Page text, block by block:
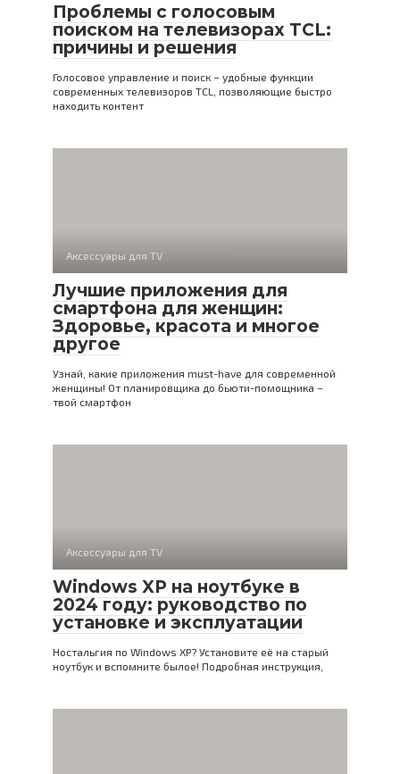
Проблемы с голосовым
поиском на телевизорах TCL:
причины и решения
Голосовое управление и поиск – удобные функции
современных телевизоров TCL, позволяющие быстро
находить контент
Аксессуары для TV
Лучшие приложения для
смартфона для женщин:
Здоровье, красота и многое
другое
Узнай, какие приложения must-have для современной
женщины! От планировщика до бьюти-помощника –
твой смартфон
Аксессуары для TV
Windows XP на ноутбуке в
2024 году: руководство по
установке и эксплуатации
Ностальгия по Windows XP? Установите её на старый
ноутбук и вспомните былое! Подробная инструкция,